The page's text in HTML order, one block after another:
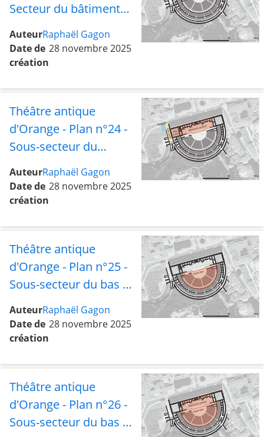
Secteur du bâtiment
central avec l'aile ouest
AuteurRaphaël Gagon
Date de
création
28 novembre 2025
Théâtre antique
d'Orange - Plan n°24 -
Sous-secteur du
bâtiment central avec
l'aile et la rue ouest et
le tétrapyle
AuteurRaphaël Gagon
Date de
création
28 novembre 2025
Théâtre antique
d'Orange - Plan n°25 -
Sous-secteur du bas de
AuteurRaphaël Gagon
Date de
création
28 novembre 2025
Théâtre antique
d'Orange - Plan n°26 -
Sous-secteur du bas de